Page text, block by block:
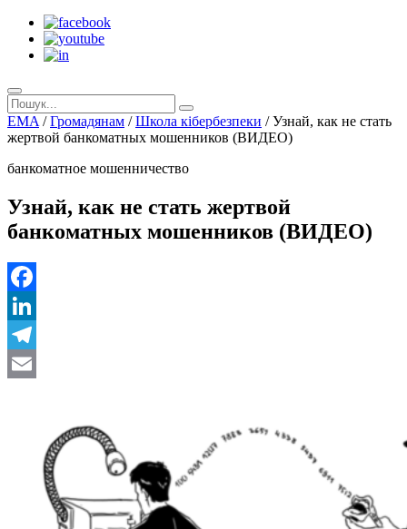
EMA /Громадянам /Школа кібербезпеки /Узнай, как не стать
жертвой банкоматных мошенников (ВИДЕО)
банкоматное мошенничество
Узнай, как не стать жертвой
банкоматных мошенников (ВИДЕО)
Facebook
LinkedIn
Telegram